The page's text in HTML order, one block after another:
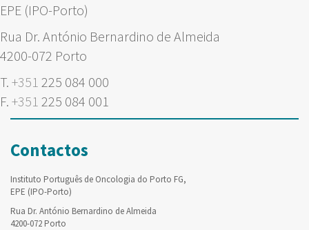
EPE (IPO-Porto)
Rua Dr. António Bernardino de Almeida
4200-072 Porto
T. +351 225 084 000
F. +351 225 084 001
Contactos
Instituto Português de Oncologia do Porto FG,
EPE (IPO-Porto)
Rua Dr. António Bernardino de Almeida
4200-072 Porto